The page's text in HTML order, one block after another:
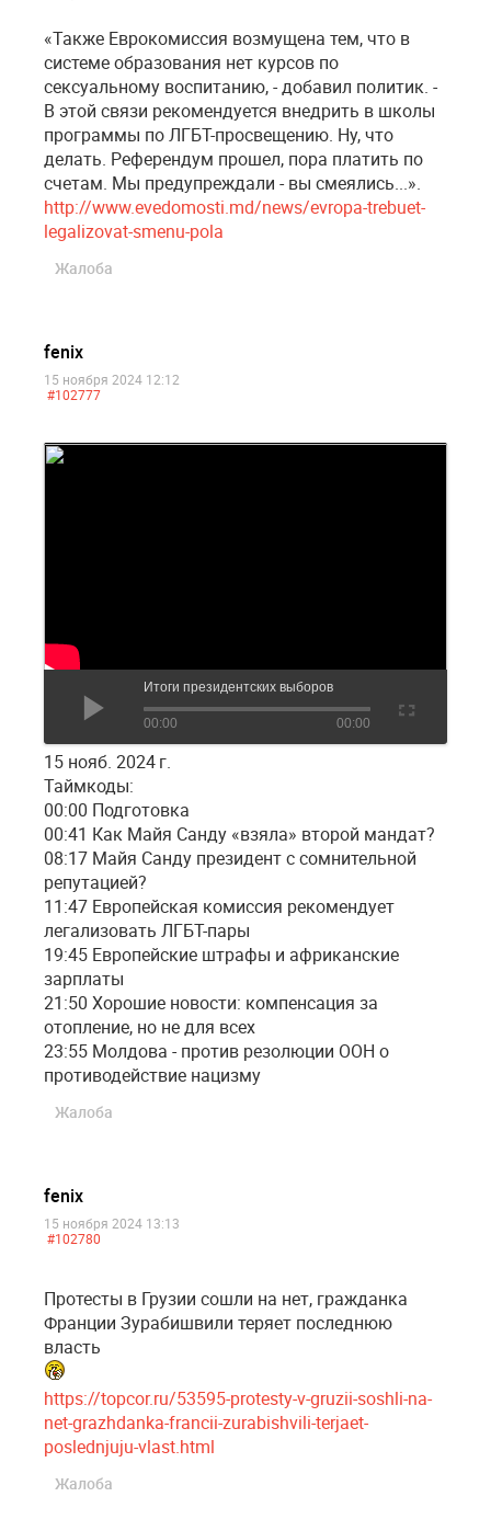
«Также Еврокомиссия возмущена тем, что в
системе образования нет курсов по
сексуальному воспитанию, - добавил политик. -
В этой связи рекомендуется внедрить в школы
программы по ЛГБТ-просвещению. Ну, что
делать. Референдум прошел, пора платить по
счетам. Мы предупреждали - вы смеялись...».
http://www.evedomosti.md/news/evropa-trebuet-
legalizovat-smenu-pola
Жалоба
fenix
15 ноября 2024 12:12
#102777
Итоги президентских выборов
00:00 00:00
15 нояб. 2024 г.
Таймкоды:
00:00 Подготовка
00:41 Как Майя Санду «взяла» второй мандат?
08:17 Майя Санду президент c сомнительной
репутацией?
11:47 Европейская комиссия рекомендует
легализовать ЛГБТ-пары
19:45 Европейские штрафы и африканские
зарплаты
21:50 Хорошие новости: компенсация за
отопление, но не для всех
23:55 Молдова - против резолюции ООН о
противодействие нацизму
Жалоба
fenix
15 ноября 2024 13:13
#102780
Протесты в Грузии сошли на нет, гражданка
Франции Зурабишвили теряет последнюю
власть
https://topcor.ru/53595-protesty-v-gruzii-soshli-na-
net-grazhdanka-francii-zurabishvili-terjaet-
poslednjuju-vlast.html
Жалоба